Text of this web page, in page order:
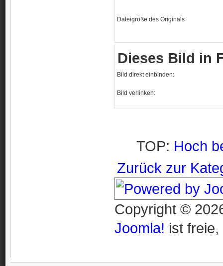
Dateigröße des Originals
Dieses Bild in
Bild direkt einbinden:
Bild verlinken:
TOP: Hoch
Zurück zur
Copyright ©
Joomla! ist